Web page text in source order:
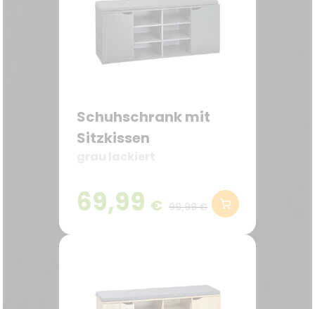
Schuhschrank mit
Sitzkissen
69,99 € 99,99 €